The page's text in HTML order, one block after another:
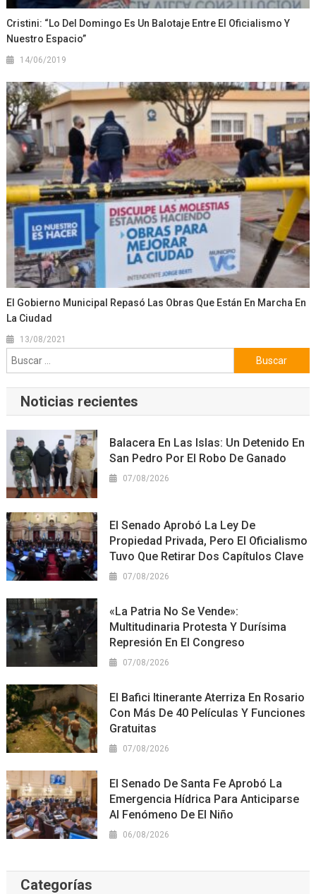
Cristini: “Lo Del Domingo Es Un Balotaje Entre El Oficialismo Y
Nuestro Espacio”
14/06/2019
El Gobierno Municipal Repasó Las Obras Que Están En Marcha En
La Ciudad
13/08/2021
Buscar:
Noticias recientes
Balacera En Las Islas: Un Detenido En
San Pedro Por El Robo De Ganado
07/08/2026
El Senado Aprobó La Ley De
Propiedad Privada, Pero El Oficialismo
Tuvo Que Retirar Dos Capítulos Clave
07/08/2026
«La Patria No Se Vende»:
Multitudinaria Protesta Y Durísima
Represión En El Congreso
07/08/2026
El Bafici Itinerante Aterriza En Rosario
Con Más De 40 Películas Y Funciones
Gratuitas
07/08/2026
El Senado De Santa Fe Aprobó La
Emergencia Hídrica Para Anticiparse
Al Fenómeno De El Niño
06/08/2026
Categorías